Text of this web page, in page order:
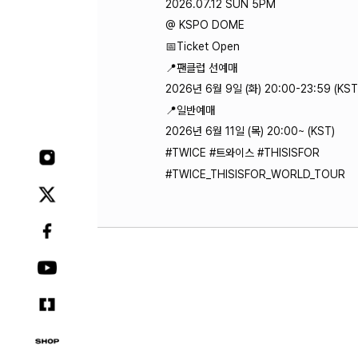
2026.07.12 SUN 5PM
@ KSPO DOME
📅Ticket Open
📍팬클럽 선예매
2026년 6월 9일 (화) 20:00-23:59
📍일반예매
2026년 6월 11일 (목) 20:00~ (KST)
#TWICE #트와이스 #THISISFOR
#TWICE_THISISFOR_WORLD_TOUR